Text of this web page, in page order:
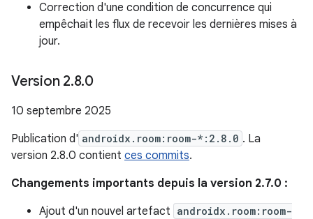
Correction d'une condition de concurrence qui
empêchait les flux de recevoir les dernières mises à
jour.
Version 2.8.0
10 septembre 2025
Publication d' androidx.room:room-*:2.8.0 . La
version 2.8.0 contient ces commits.
Changements importants depuis la version 2.7.0 :
Ajout d'un nouvel artefact androidx.room:room-